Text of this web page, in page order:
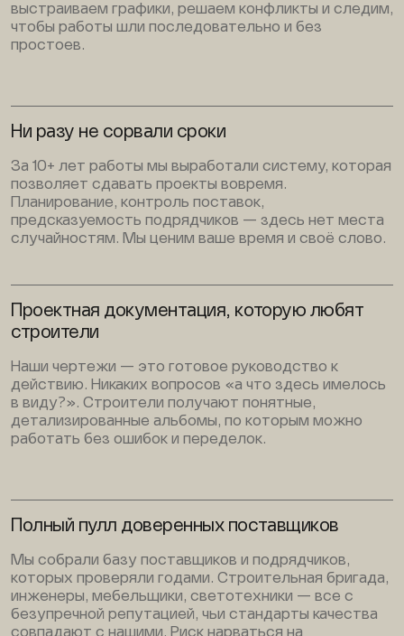
выстраиваем графики, решаем конфликты и следим,
чтобы работы шли последовательно и без
простоев.
Ни разу не сорвали сроки
За 10+ лет работы мы выработали систему, которая
позволяет сдавать проекты вовремя.
Планирование, контроль поставок,
предсказуемость подрядчиков — здесь нет места
случайностям. Мы ценим ваше время и своё слово.
Проектная документация, которую любят
строители
Наши чертежи — это готовое руководство к
действию. Никаких вопросов «а что здесь имелось
в виду?». Строители получают понятные,
детализированные альбомы, по которым можно
работать без ошибок и переделок.
Полный пулл доверенных поставщиков
Мы собрали базу поставщиков и подрядчиков,
которых проверяли годами. Строительная бригада,
инженеры, мебельщики, светотехники — все с
безупречной репутацией, чьи стандарты качества
совпадают с нашими. Риск нарваться на